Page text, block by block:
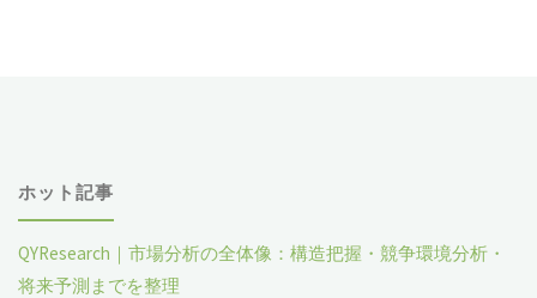
ホット記事
QYResearch｜市場分析の全体像：構造把握・競争環境分析・
将来予測までを整理